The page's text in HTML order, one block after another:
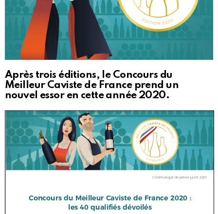
Après trois éditions, le Concours du
Meilleur Caviste de France prend un
nouvel essor en cette année 2020.